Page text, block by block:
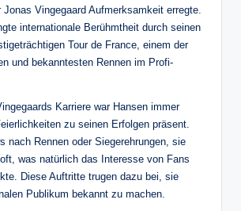
Jonas Vingegaard Aufmerksamkeit erregte.
internationale Berühmtheit durch seinen
Tour de France, einem der
und bekanntesten Rennen im Profi-
Karriere war Hansen immer
zu seinen Erfolgen präsent.
nach Rennen oder Siegerehrungen, sie
was natürlich das Interesse von Fans
Diese Auftritte trugen dazu bei, sie
Publikum bekannt zu machen.